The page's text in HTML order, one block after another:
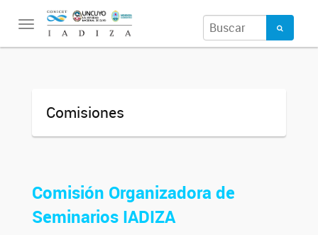
Toggle
navigation
Comisiones
Comisión Organizadora de
Seminarios IADIZA